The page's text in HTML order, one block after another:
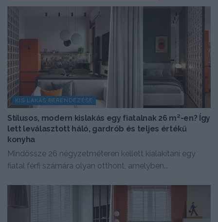
KIS LAKÁS BERENDEZÉSE
Stílusos, modern kislakás egy fiatalnak 26 m²-en? Így
lett leválasztott háló, gardrób és teljes értékű
konyha
Mindössze 26 négyzetméteren kellett kialakítani egy
fiatal férfi számára olyan otthont, amelyben...